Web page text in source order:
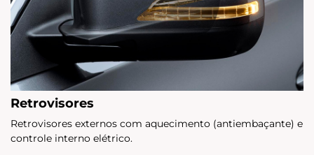
Retrovisores
Retrovisores externos com aquecimento (antiembaçante) e
controle interno elétrico.